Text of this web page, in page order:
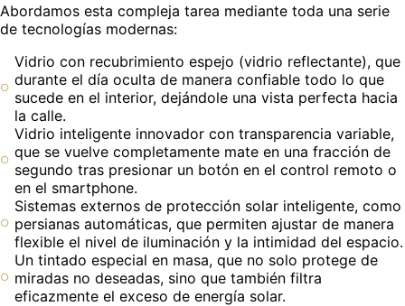
Abordamos esta compleja tarea mediante toda una serie
de tecnologías modernas:
Vidrio con recubrimiento espejo (vidrio reflectante), que
durante el día oculta de manera confiable todo lo que
sucede en el interior, dejándole una vista perfecta hacia
la calle.
Vidrio inteligente innovador con transparencia variable,
que se vuelve completamente mate en una fracción de
segundo tras presionar un botón en el control remoto o
en el smartphone.
Sistemas externos de protección solar inteligente, como
persianas automáticas, que permiten ajustar de manera
flexible el nivel de iluminación y la intimidad del espacio.
Un tintado especial en masa, que no solo protege de
miradas no deseadas, sino que también filtra
eficazmente el exceso de energía solar.